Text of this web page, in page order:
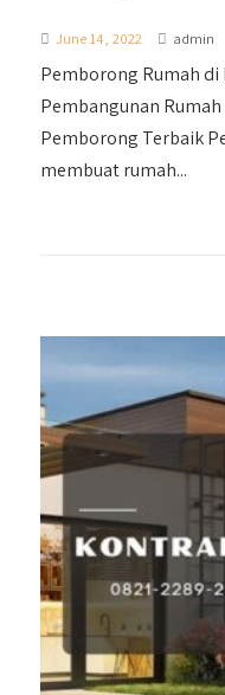
June 14, 2022 admin
Pemborong Rumah di
Pembangunan
Pemborong Terbaik
membuat rumah...